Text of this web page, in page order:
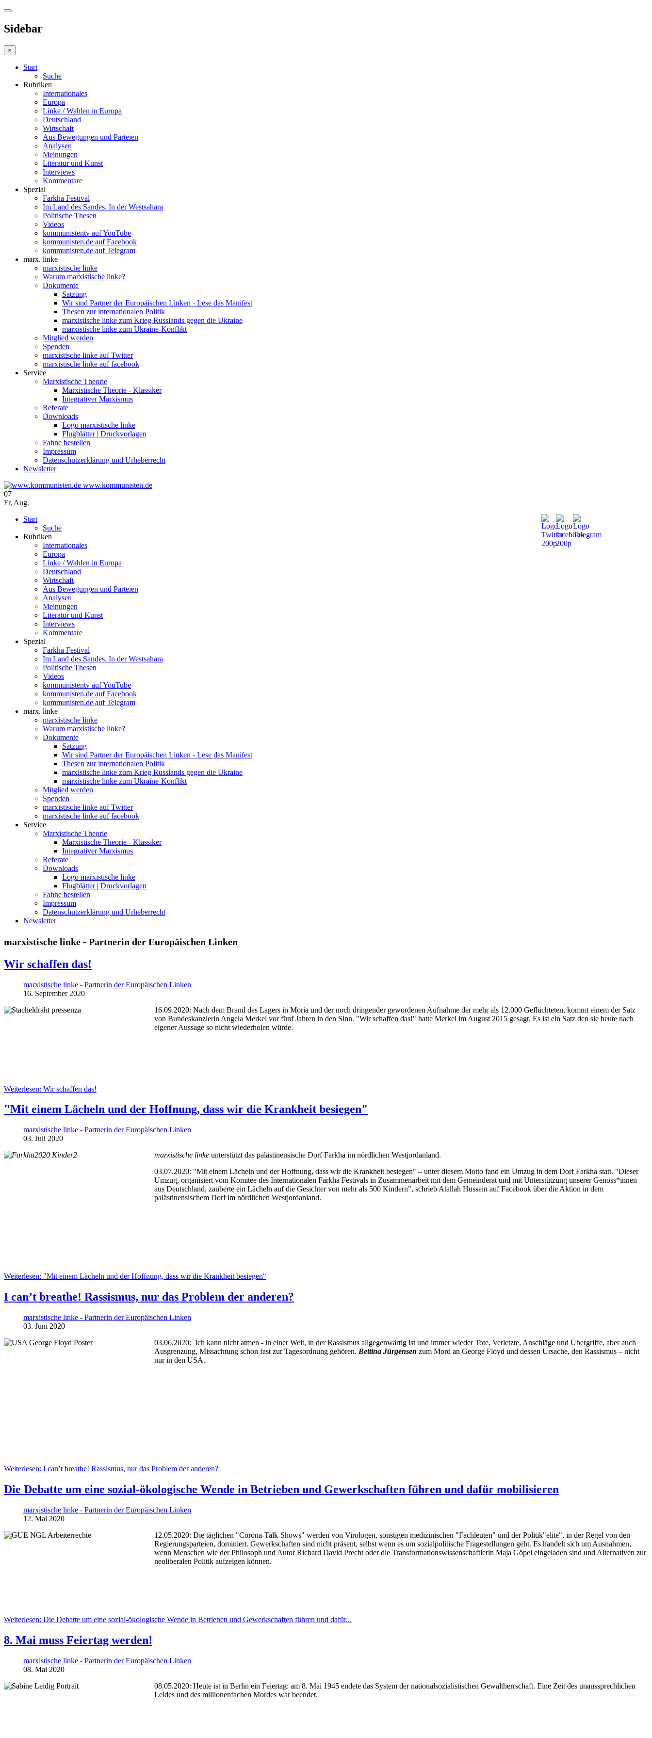
Sidebar
×
Start
Suche
Rubriken
Internationales
Europa
Linke / Wahlen in Europa
Deutschland
Wirtschaft
Aus Bewegungen und Parteien
Analysen
Meinungen
Literatur und Kunst
Interviews
Kommentare
Spezial
Farkha Festival
Im Land des Sandes. In der Westsahara
Politische Thesen
Videos
kommunistentv auf YouTube
kommunisten.de auf Facebook
kommunisten.de auf Telegram
marx. linke
marxistische linke
Warum marxistische linke?
Dokumente
Satzung
Wir sind Partner der Europäischen Linken - Lese das Manifest
Thesen zur internationalen Politik
marxistische linke zum Krieg Russlands gegen die Ukraine
marxistische linke zum Ukraine-Konflikt
Mitglied werden
Spenden
marxistische linke auf Twitter
marxistische linke auf facebook
Service
Marxistische Theorie
Marxistische Theorie - Klassiker
Integrativer Marxismus
Referate
Downloads
Logo marxistische linke
Flugblätter | Druckvorlagen
Fahne bestellen
Impressum
Datenschutzerklärung und Urheberrecht
Newsletter
www.kommunisten.de
07
Fr, Aug.
Start
Suche
Rubriken
Internationales
Europa
Linke / Wahlen in Europa
Deutschland
Wirtschaft
Aus Bewegungen und Parteien
Analysen
Meinungen
Literatur und Kunst
Interviews
Kommentare
Spezial
Farkha Festival
Im Land des Sandes. In der Westsahara
Politische Thesen
Videos
kommunistentv auf YouTube
kommunisten.de auf Facebook
kommunisten.de auf Telegram
marx. linke
marxistische linke
Warum marxistische linke?
Dokumente
Satzung
Wir sind Partner der Europäischen Linken - Lese das Manifest
Thesen zur internationalen Politik
marxistische linke zum Krieg Russlands gegen die Ukraine
marxistische linke zum Ukraine-Konflikt
Mitglied werden
Spenden
marxistische linke auf Twitter
marxistische linke auf facebook
Service
Marxistische Theorie
Marxistische Theorie - Klassiker
Integrativer Marxismus
Referate
Downloads
Logo marxistische linke
Flugblätter | Druckvorlagen
Fahne bestellen
Impressum
Datenschutzerklärung und Urheberrecht
Newsletter
marxistische linke - Partnerin der Europäischen Linken
Wir schaffen das!
marxistische linke - Partnerin der Europäischen Linken
16. September 2020
16.09.2020: Nach dem Brand des Lagers in Moria und der noch dringender gewordenen Aufnahme der mehr als 12.000 Geflüchteten, kommt einem der Satz
von Bundeskanzlerin Angela Merkel vor fünf Jahren in den Sinn. "Wir schaffen das!" hatte Merkel im August 2015 gesagt. Es ist ein Satz den sie heute nach
eigener Aussage so nicht wiederholen würde.
Weiterlesen: Wir schaffen das!
"Mit einem Lächeln und der Hoffnung, dass wir die Krankheit besiegen"
marxistische linke - Partnerin der Europäischen Linken
03. Juli 2020
marxistische linke unterstützt das palästinensische Dorf Farkha im nördlichen Westjordanland.
03.07.2020: "Mit einem Lächeln und der Hoffnung, dass wir die Krankheit besiegen" – unter diesem Motto fand ein Umzug in dem Dorf Farkha statt. "Dieser
Umzug, organisiert vom Komitee des Internationalen Farkha Festivals in Zusammenarbeit mit dem Gemeinderat und mit Unterstützung unserer Genoss*innen
aus Deutschland, zauberte ein Lächeln auf die Gesichter von mehr als 500 Kindern", schrieb Atallah Hussein auf Facebook über die Aktion in dem
palästinensischem Dorf im nördlichen Westjordanland.
Weiterlesen: "Mit einem Lächeln und der Hoffnung, dass wir die Krankheit besiegen"
I can’t breathe! Rassismus, nur das Problem der anderen?
marxistische linke - Partnerin der Europäischen Linken
03. Juni 2020
03.06.2020: Ich kann nicht atmen - in einer Welt, in der Rassismus allgegenwärtig ist und immer wieder Tote, Verletzte, Anschläge und Übergriffe, aber auch
Ausgrenzung, Missachtung schon fast zur Tagesordnung gehören. Bettina Jürgensen zum Mord an George Floyd und dessen Ursache, den Rassismus – nicht
nur in den USA.
Weiterlesen: I can’t breathe! Rassismus, nur das Problem der anderen?
Die Debatte um eine sozial-ökologische Wende in Betrieben und Gewerkschaften führen und dafür mobilisieren
marxistische linke - Partnerin der Europäischen Linken
12. Mai 2020
12.05.2020: Die täglichen "Corona-Talk-Shows" werden von Virologen, sonstigen medizinischen "Fachleuten" und der Politik"elite", in der Regel von den
Regierungsparteien, dominiert. Gewerkschaften sind nicht präsent, selbst wenn es um sozialpolitische Fragestellungen geht. Es handelt sich um Ausnahmen,
wenn Menschen wie der Philosoph und Autor Richard David Precht oder die Transformationswissenschaftlerin Maja Göpel eingeladen sind und Alternativen zur
neoliberalen Politik aufzeigen können.
Weiterlesen: Die Debatte um eine sozial-ökologische Wende in Betrieben und Gewerkschaften führen und dafür...
8. Mai muss Feiertag werden!
marxistische linke - Partnerin der Europäischen Linken
08. Mai 2020
08.05.2020: Heute ist in Berlin ein Feiertag: am 8. Mai 1945 endete das System der nationalsozialistischen Gewaltherrschaft. Eine Zeit des unaussprechlichen
Leides und des millionenfachen Mordes war beendet.